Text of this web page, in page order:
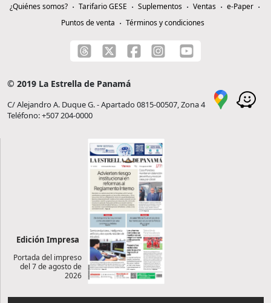
¿Quiénes somos? Tarifario GESE Suplementos Ventas
e-Paper
Puntos de venta
Términos y condiciones
© 2019 La Estrella de Panamá
C/ Alejandro A. Duque G. - Apartado 0815-00507, Zona 4
Teléfono: +507 204-0000
Edición Impresa
Portada del impreso
del 7 de agosto de
2026